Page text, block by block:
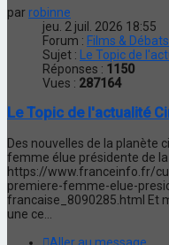
par robinne
jeu. 2 juil. 2026 18:55
Forum : Films & Débats
Sujet :
Le Topic de
Réponses : 1150
Vues : 287164
Le Topic de l'actualité
Des nouvelles de la planète
femme élue présidente de
https://www.franceinfo.fr/
premiere-femme-elue-
francaise_8090285.html Et
une ce...
Aller au message